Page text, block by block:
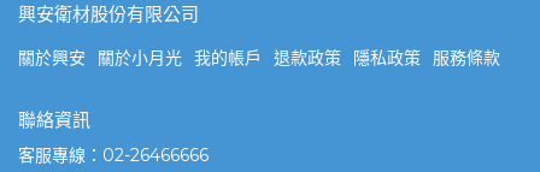
興安衛材股份有限公司
關於興安 關於小月光 我的帳戶 退款政策 隱私政策 服務條款
聯絡資訊
客服專線：02-26466666